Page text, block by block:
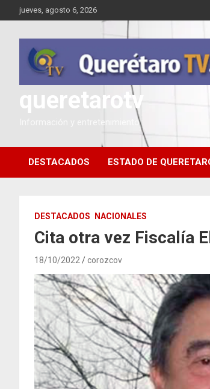
Saltar
al
jueves, agosto 6, 2026
queretarotv
Información y entretenimiento
DESTACADOS ESTADO DE
DESTACADOS NACIONALES
Cita otra vez Fiscalía
18/10/2022 corozcov